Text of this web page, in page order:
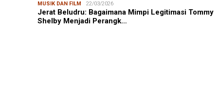
MUSIK DAN FILM 22/03/2026
Jerat Beludru: Bagaimana Mimpi Legitimasi Tommy
Shelby Menjadi Perangk…